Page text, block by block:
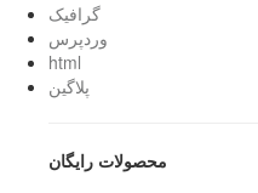
گرافیک
وردپرس
html
پلاگین
محصولات رایگان